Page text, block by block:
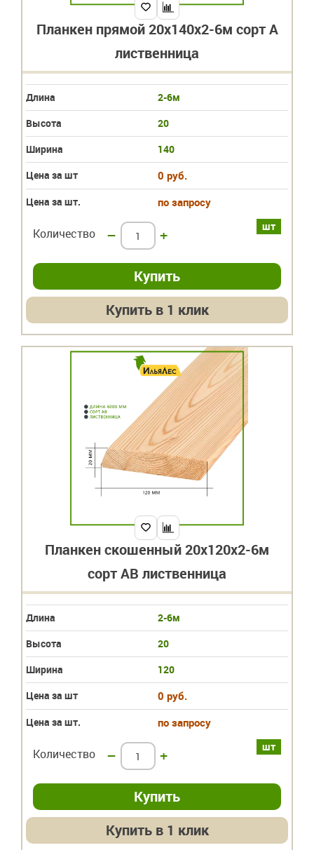
Планкен прямой 20х140х2-6м сорт А
лиственница
Длина
2-6м
Высота
20
Ширина
140
Цена за шт
0 руб.
Цена за шт. по запросу
шт
Количество – +
Купить в 1 клик
Планкен скошенный 20х120х2-6м
сорт АВ лиственница
Длина
2-6м
Высота
20
Ширина
120
Цена за шт
0 руб.
Цена за шт. по запросу
шт
Количество – +
Купить в 1 клик